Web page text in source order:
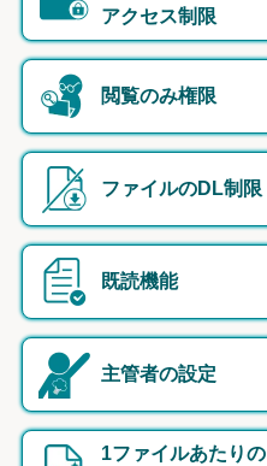
アクセス制限
閲覧のみ権限
ファイルのDL制限
既読機能
主管者の設定
1ファイルあたりの